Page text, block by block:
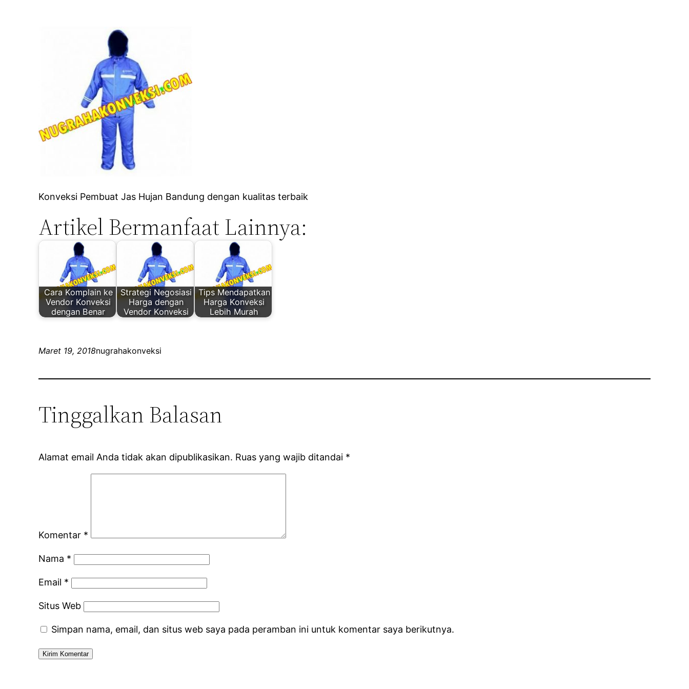
Konveksi Pembuat Jas Hujan Bandung dengan kualitas terbaik
Artikel Bermanfaat Lainnya:
Cara Komplain ke
Vendor Konveksi
dengan Benar
Strategi Negosiasi
Harga dengan
Vendor Konveksi
Tips Mendapatkan
Harga Konveksi
Lebih Murah
Maret 19, 2018nugrahakonveksi
Tinggalkan Balasan
Alamat email Anda tidak akan dipublikasikan. Ruas yang wajib ditandai *
Komentar *
Nama *
Email *
Situs Web
Simpan nama, email, dan situs web saya pada peramban ini untuk komentar saya berikutnya.